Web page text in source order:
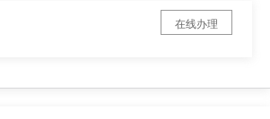
在线办理